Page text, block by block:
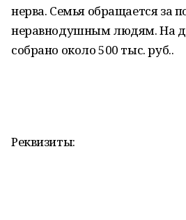
нерва. Семья обращается за
неравнодушным людям. На
собрано около 500 тыс. руб..
Реквизиты: